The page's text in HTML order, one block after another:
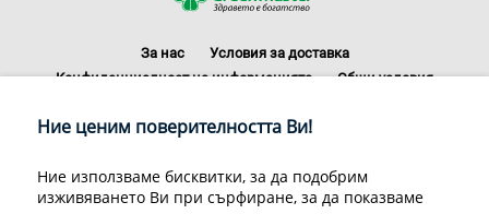
За нас
Условия за доставка
Конфиденциалност на информацията
Общи условия
Контакти
070070220
© 1998-2020 Green Master Group Ltd, All rights reserved.
Ние ценим поверителността Ви!
Ние използваме бисквитки, за да подобрим
изживяването Ви при сърфиране, за да показваме